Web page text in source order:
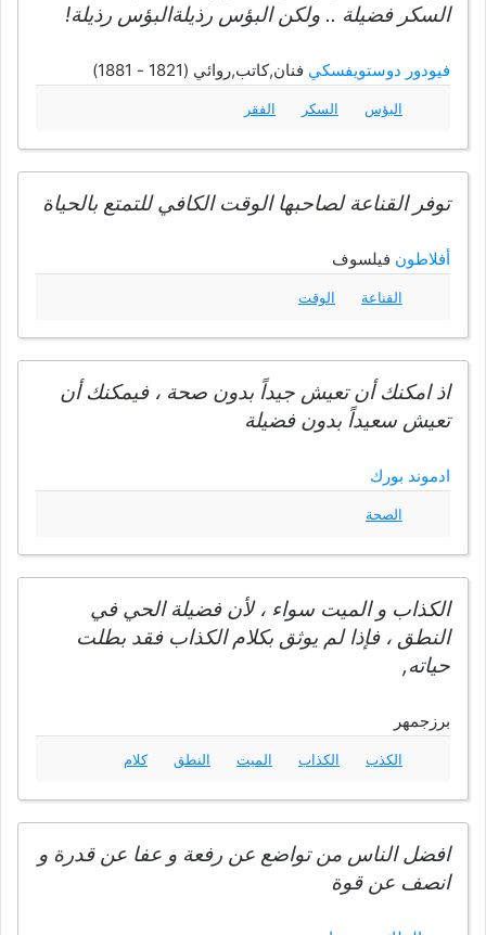
السكر فضيلة .. ولكن البؤس رذيلةالبؤس رذيلة!
فيودور دوستويفسكي فنان,كاتب,روائي (1821 - 1881)
البؤس السكر الفقر
توفر القناعة لصاحبها الوقت الكافي للتمتع بالحياة
أفلاطون فيلسوف
القناعة الوقت
اذ امكنك أن تعيش جيداً بدون صحة ، فيمكنك أن
تعيش سعيداً بدون فضيلة
ادموند بورك
الصحة
الكذاب و الميت سواء ، لأن فضيلة الحي في
النطق ، فإذا لم يوثق بكلام الكذاب فقد بطلت
حياته,
برزجمهر
الكذب الكذاب الميت النطق كلام
افضل الناس من تواضع عن رفعة و عفا عن قدرة و
انصف عن قوة